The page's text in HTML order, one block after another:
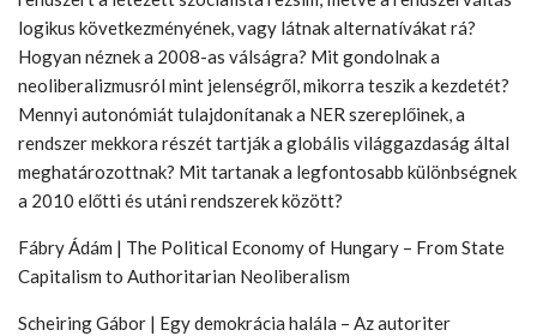
logikus következményének, vagy látnak alternatívákat rá?
Hogyan néznek a 2008-as válságra? Mit gondolnak a
neoliberalizmusról mint jelenségről, mikorra teszik a kezdetét?
Mennyi autonómiát tulajdonítanak a NER szereplőinek, a
rendszer mekkora részét tartják a globális világgazdaság által
meghatározottnak? Mit tartanak a legfontosabb különbségnek
a 2010 előtti és utáni rendszerek között?
Fábry Ádám | The Political Economy of Hungary – From State
Capitalism to Authoritarian Neoliberalism
Scheiring Gábor | Egy demokrácia halála – Az autoriter